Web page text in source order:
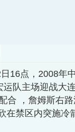
16点，2008年
运队主场迎战大
合 ，詹姆斯右
在禁区内突施冷